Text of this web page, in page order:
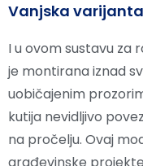
Vanjska
I u ovom sustavu za
je montirana iznad
uobičajenim
kutija nevidljivo
na pročelju. Ovaj